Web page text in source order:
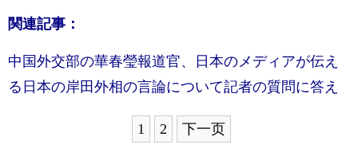
関連記事：
中国外交部の華春瑩報道官、日本のメディアが伝え
る日本の岸田外相の言論について記者の質問に答え
1 2 下一页